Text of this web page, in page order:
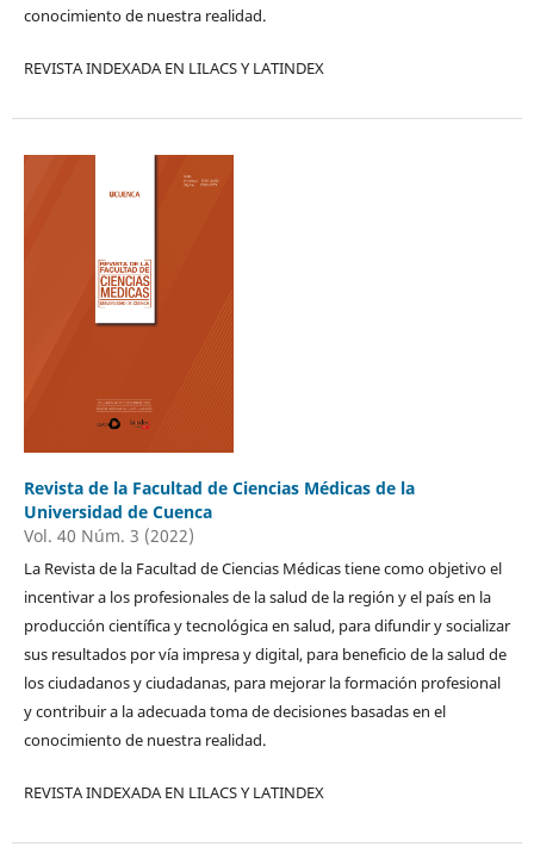
conocimiento de nuestra realidad.
REVISTA INDEXADA EN LILACS Y LATINDEX
Revista de la Facultad de Ciencias Médicas de la
Universidad de Cuenca
Vol. 40 Núm. 3 (2022)
La Revista de la Facultad de Ciencias Médicas tiene como objetivo el
incentivar a los profesionales de la salud de la región y el país en la
producción científica y tecnológica en salud, para difundir y socializar
sus resultados por vía impresa y digital, para beneficio de la salud de
los ciudadanos y ciudadanas, para mejorar la formación profesional
y contribuir a la adecuada toma de decisiones basadas en el
conocimiento de nuestra realidad.
REVISTA INDEXADA EN LILACS Y LATINDEX